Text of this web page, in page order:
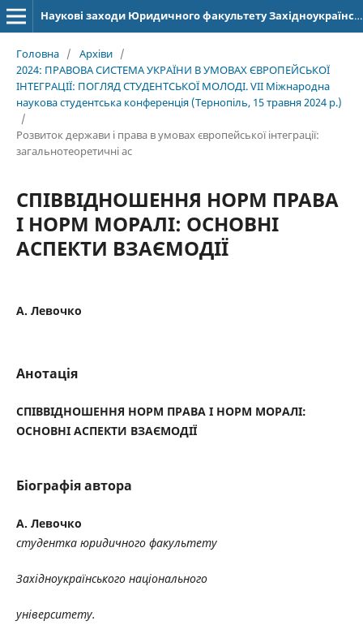
Наукові заходи Юридичного факультету Західноукраїнського національного університету
Головна / Архіви /
2024: ПРАВОВА СИСТЕМА УКРАЇНИ В УМОВАХ ЄВРОПЕЙСЬКОЇ
ІНТЕГРАЦІЇ: ПОГЛЯД СТУДЕНТСЬКОЇ МОЛОДІ. VІІ Міжнародна
наукова студентська конференція (Тернопіль, 15 травня 2024 р.)
/
Розвиток держави і права в умовах європейської інтеграції:
загальнотеоретичні ас
СПІВВІДНОШЕННЯ НОРМ ПРАВА
І НОРМ МОРАЛІ: ОСНОВНІ
АСПЕКТИ ВЗАЄМОДІЇ
А. Левочко
Анотація
СПІВВІДНОШЕННЯ НОРМ ПРАВА І НОРМ МОРАЛІ:
ОСНОВНІ АСПЕКТИ ВЗАЄМОДІЇ
Біографія автора
А. Левочко
студентка юридичного факультету
Західноукраїнського національного
університету.